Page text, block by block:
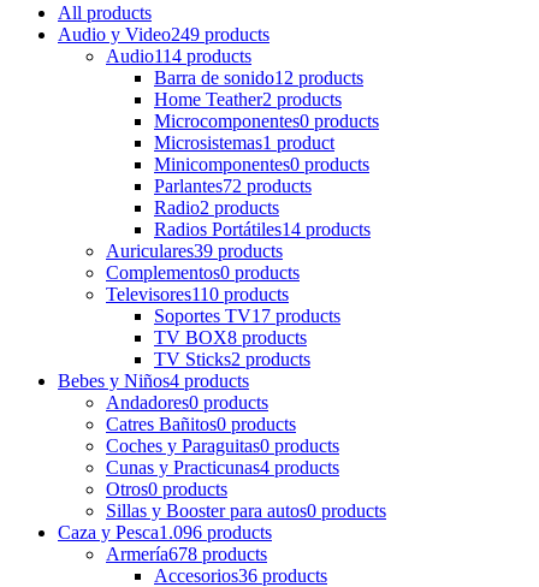
All products
Audio y Video249 products
Audio114 products
Barra de sonido12 products
Home Teather2 products
Microcomponentes0 products
Microsistemas1 product
Minicomponentes0 products
Parlantes72 products
Radio2 products
Radios Portátiles14 products
Auriculares39 products
Complementos0 products
Televisores110 products
Soportes TV17 products
TV BOX8 products
TV Sticks2 products
Bebes y Niños4 products
Andadores0 products
Catres Bañitos0 products
Coches y Paraguitas0 products
Cunas y Practicunas4 products
Otros0 products
Sillas y Booster para autos0 products
Caza y Pesca1.096 products
Armería678 products
Accesorios36 products